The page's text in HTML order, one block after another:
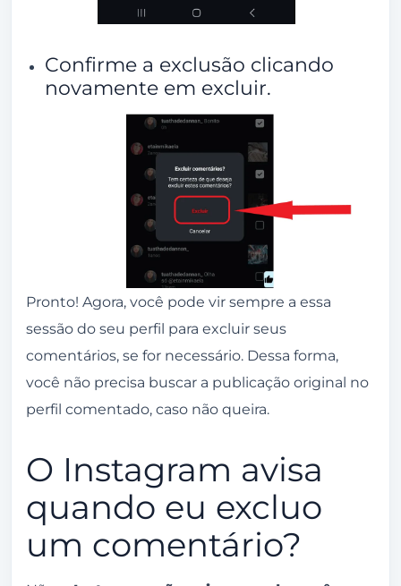
Confirme a exclusão clicando
novamente em excluir.
Pronto! Agora, você pode vir sempre a essa
sessão do seu perfil para excluir seus
comentários, se for necessário. Dessa forma,
você não precisa buscar a publicação original no
perfil comentado, caso não queira.
O Instagram avisa
quando eu excluo
um comentário?